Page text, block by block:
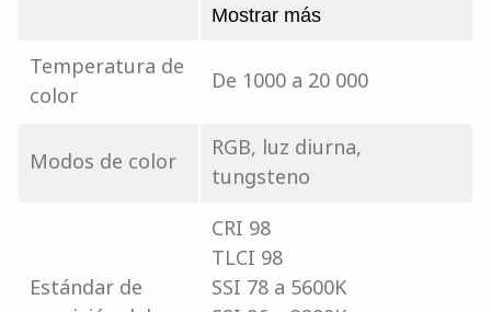
Mostrar más
Temperatura de
color
De 1000 a 20 000
Modos de color
RGB, luz diurna,
tungsteno
Estándar de
CRI 98
TLCI 98
SSI 78 a 5600K